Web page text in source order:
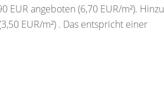
angeboten (6,70 EUR/m²). Hinzu
EUR/m²) . Das entspricht einer